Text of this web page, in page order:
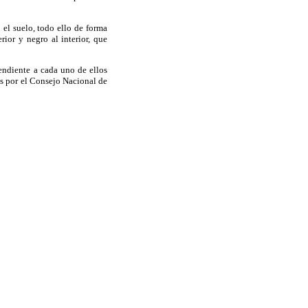
suelo, todo ello de forma
y negro al interior, que
a cada uno de ellos
por el Consejo Nacional de